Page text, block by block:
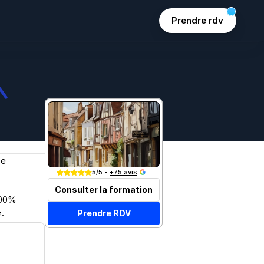
Join 15k+ marketers
5/5 - +75 avis
Consulter la formation
Prendre RDV
Prendre rdv